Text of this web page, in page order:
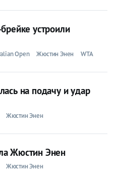
устроили
Open Жюстин Энен WTA
на подачу и удар
Жюстин Энен
Жюстин Энен
Жюстин Энен